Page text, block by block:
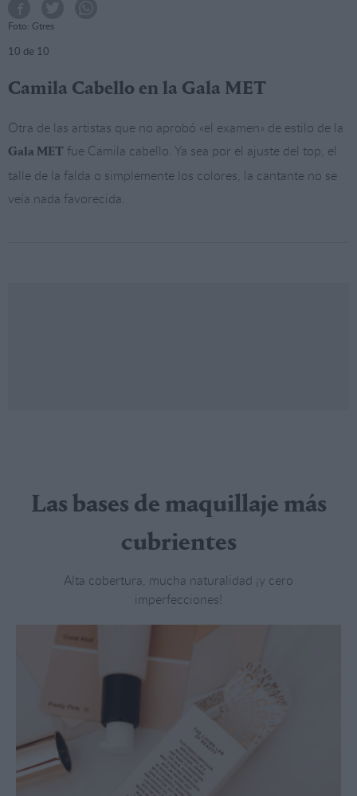
Foto: Gtres
10 de 10
Camila Cabello en la Gala MET
Otra de las artistas que no aprobó «el examen» de estilo de la
Gala MET fue Camila cabello. Ya sea por el ajuste del top, el
talle de la falda o simplemente los colores, la cantante no se
veía nada favorecida.
Las bases de maquillaje más
cubrientes
Alta cobertura, mucha naturalidad ¡y cero
imperfecciones!